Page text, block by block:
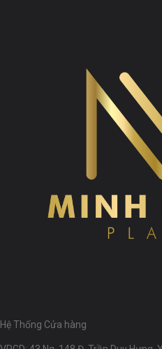
Hệ Thống Cửa hàng